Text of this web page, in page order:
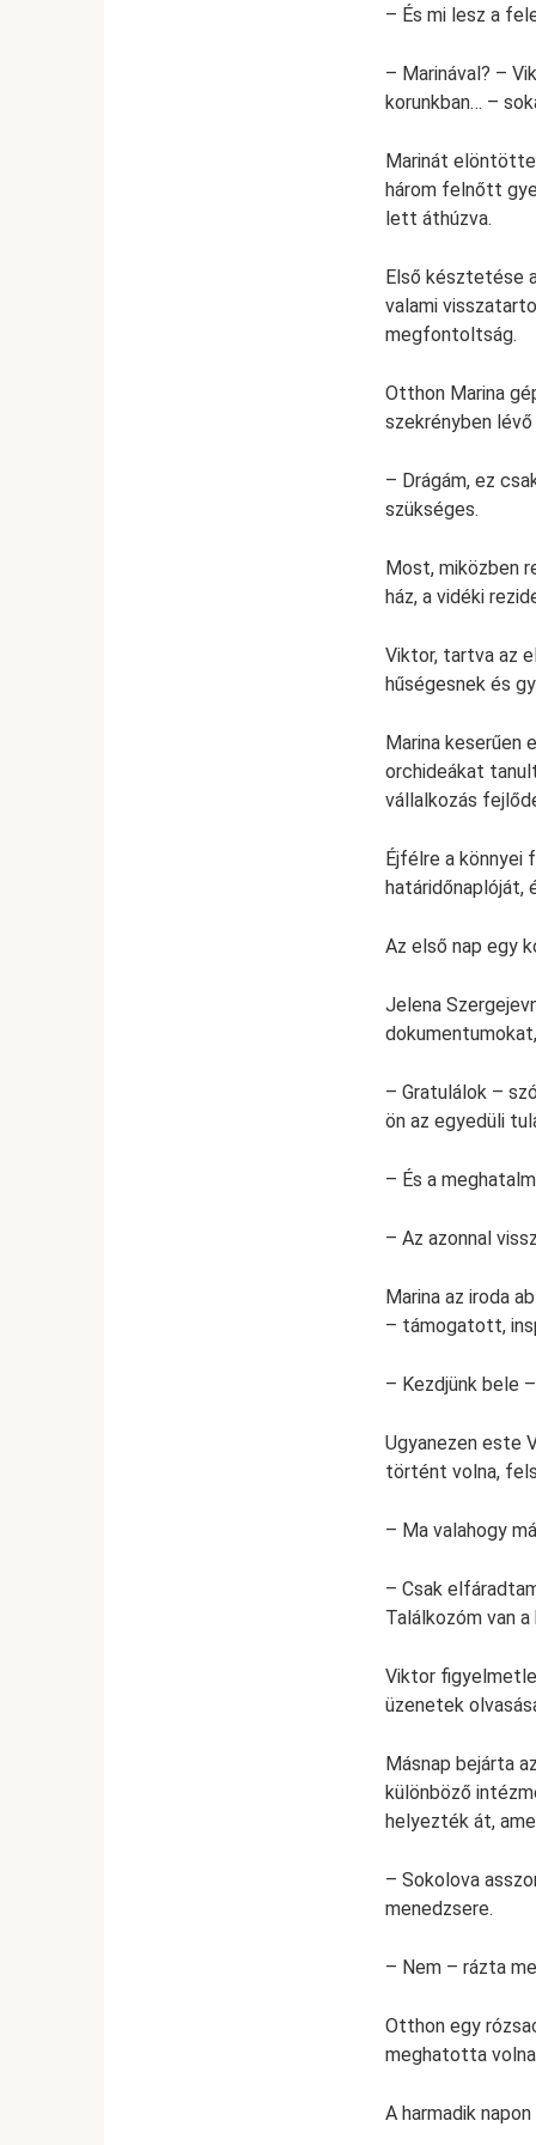
– És mi lesz a
– Marinával? –
korunkban… –
Marinát
három felnőtt
lett áthúzva.
Első késztetése
valami
megfontoltság.
Otthon Marina
szekrényben
– Drágám, ez
szükséges.
Most, miközben
ház, a vidéki
Viktor, tartva az
hűségesnek és
Marina
orchideákat
vállalkozás
Éjfélre a
határidőnaplóját,
Az első nap egy
Jelena
– Gratulálok –
ön az egyedüli
– És a
– Az azonnal
Marina az iroda
– támogatott,
– Kezdjünk bele
Ugyanezen este
történt volna,
– Ma valahogy
– Csak
Találkozóm van
Viktor
üzenetek
Másnap bejárta
különböző
helyezték át,
– Sokolova
menedzsere.
– Nem – rázta
Otthon egy
meghatotta
A harmadik